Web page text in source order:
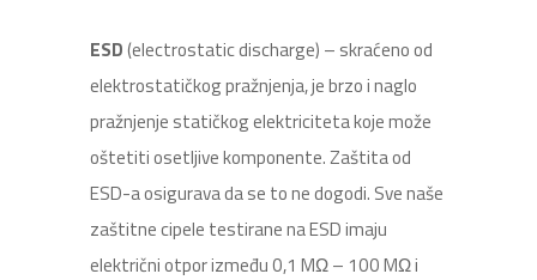
ESD(electrostatic discharge) – skraćeno od
elektrostatičkog pražnjenja, je brzo i naglo
pražnjenje statičkog elektriciteta koje može
oštetiti osetljive komponente. Zaštita od
ESD-a osigurava da se to ne dogodi. Sve naše
zaštitne cipele testirane na ESD imaju
električni otpor između 0,1 MΩ – 100 MΩ i